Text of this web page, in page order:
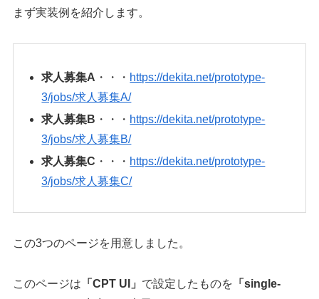
まず実装例を紹介します。
求人募集A ・・・ https://dekita.net/prototype-
3/jobs/求人募集A/
求人募集B ・・・ https://dekita.net/prototype-
3/jobs/求人募集B/
求人募集C ・・・ https://dekita.net/prototype-
3/jobs/求人募集C/
この3つのページを用意しました。
このページは 「CPT UI」 で設定したものを 「single-